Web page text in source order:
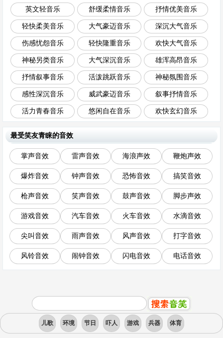
英文轻音乐 舒缓柔情音乐 抒情优美音乐
轻快柔美音乐 大气豪迈音乐 深沉大气音乐
伤感忧怨音乐 轻快隆重音乐 欢快大气音乐
神秘另类音乐 大气深沉音乐 雄浑高昂音乐
抒情叙事音乐 活泼跳跃音乐 神秘氛围音乐
感性深沉音乐 威武豪迈音乐 叙事抒情音乐
活力青春音乐 悠闲自在音乐 欢快玄幻音乐
最受笑友青睐的音效
掌声音效 雷声音效 海浪声效 鞭炮声效
爆炸音效 钟声音效 恐怖音效 搞笑音效
枪声音效 笑声音效 鼓声音效 脚步声效
游戏音效 汽车音效 火车音效 水滴音效
尖叫音效 雨声音效 风声音效 打字音效
风铃音效 闹钟音效 闪电音效 电话音效
儿歌 环境 节日 吓人 游戏 兵器 体育